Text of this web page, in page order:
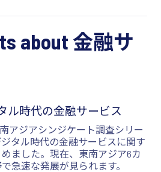
about 金融サ
時代の金融サービス
アジアシンジケート調査シリー
タル時代の金融サービスに関す
ました。現在、東南アジア6カ
急速な発展が見られます。